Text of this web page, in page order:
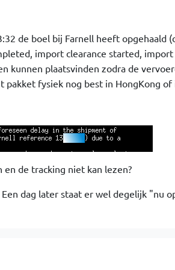
de boel bij Farnell heeft opgehaald
import clearance started,
kunnen plaatsvinden zodra de
pakket fysiek nog best in HongKong
de tracking niet kan lezen?
dag later staat er wel degelijk "nu